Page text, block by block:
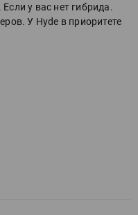
у вас нет гибрида.
У Hyde в приоритете